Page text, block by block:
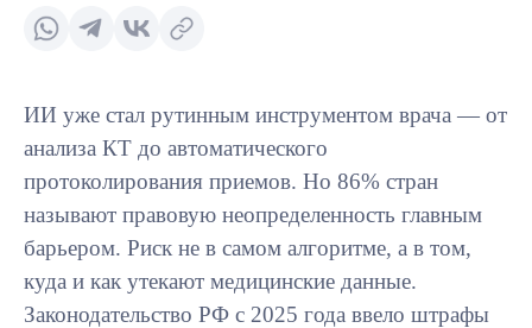
ИИ уже стал рутинным инструментом врача — от
анализа КТ до автоматического
протоколирования приемов. Но 86% стран
называют правовую неопределенность главным
барьером. Риск не в самом алгоритме, а в том,
куда и как утекают медицинские данные.
Законодательство РФ с 2025 года ввело штрафы